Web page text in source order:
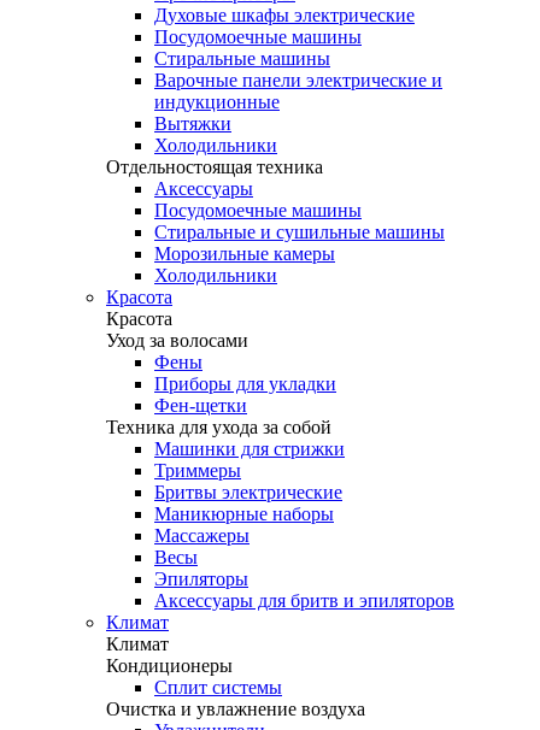
Духовые шкафы электрические
Посудомоечные машины
Стиральные машины
Варочные панели электрические и
индукционные
Вытяжки
Холодильники
Отдельностоящая техника
Аксессуары
Посудомоечные машины
Стиральные и сушильные машины
Морозильные камеры
Холодильники
Красота
Красота
Уход за волосами
Фены
Приборы для укладки
Фен-щетки
Техника для ухода за собой
Машинки для стрижки
Триммеры
Бритвы электрические
Маникюрные наборы
Массажеры
Весы
Эпиляторы
Аксессуары для бритв и эпиляторов
Климат
Климат
Кондиционеры
Сплит системы
Очистка и увлажнение воздуха